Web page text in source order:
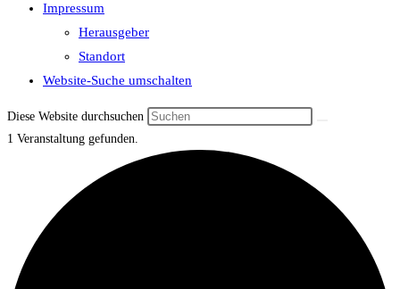
Impressum
Herausgeber
Standort
Website-Suche umschalten
Diese Website durchsuchen
1 Veranstaltung gefunden.